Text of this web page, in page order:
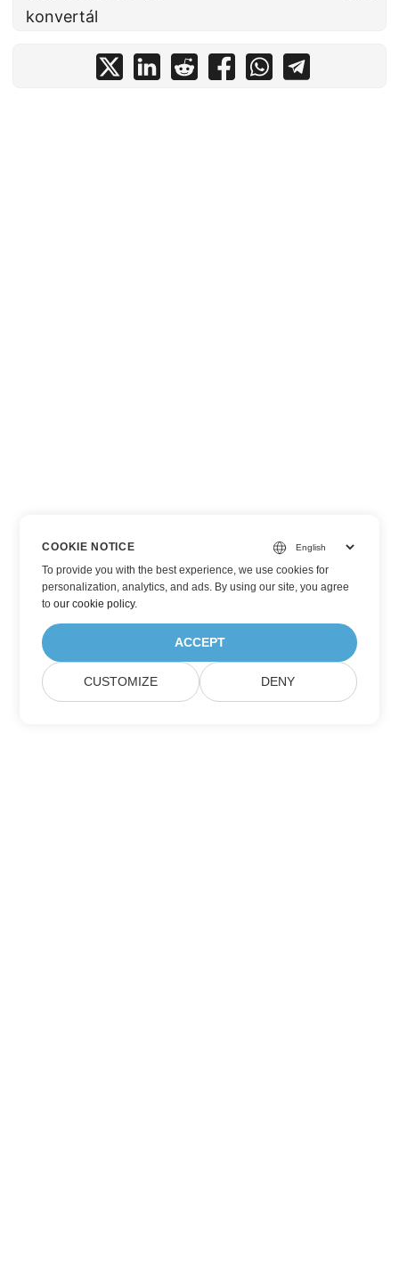
konvertál
COOKIE NOTICE
To provide you with the best experience, we use cookies for
personalization, analytics, and ads. By using our site, you agree
toour cookie policy.
ACCEPT
CUSTOMIZE DENY